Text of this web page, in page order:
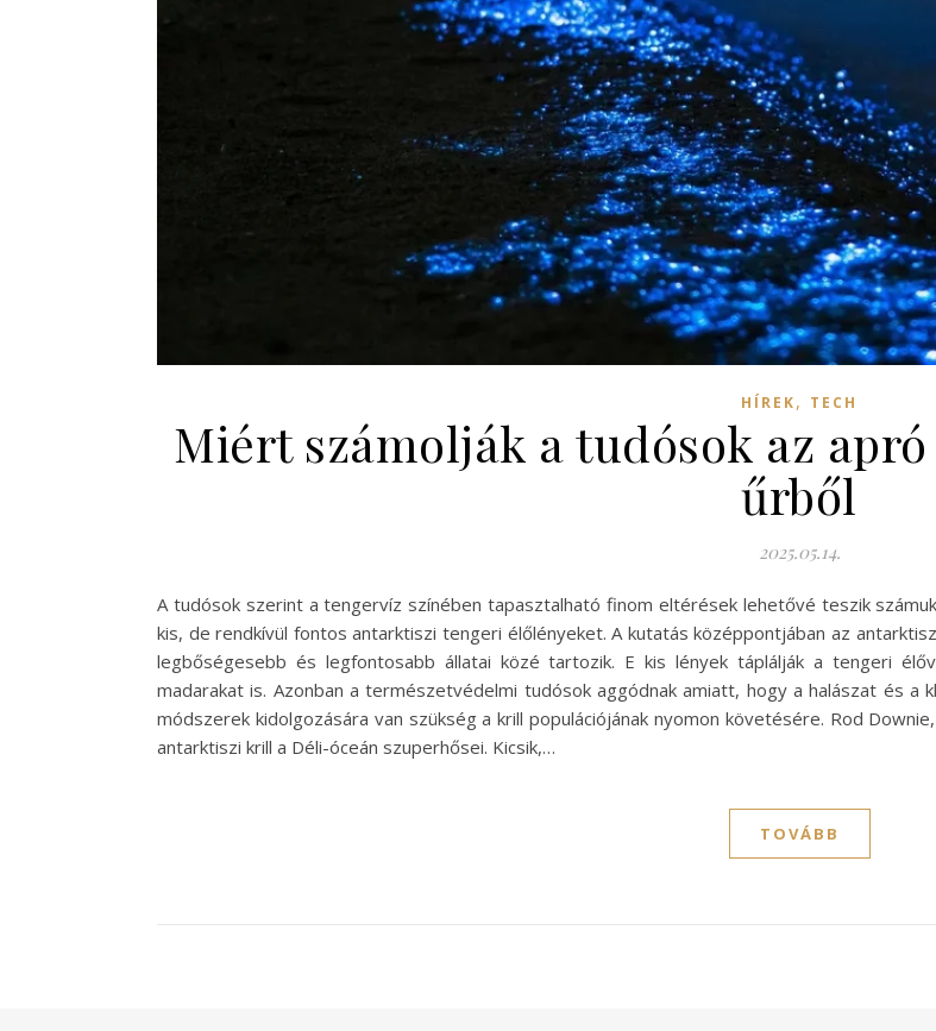
HÍREK, TECH
Miért számolják a tudósok az
űrből
2025.05.14.
A tudósok szerint a tengervíz színében tapasztalható finom eltérések lehetővé teszik
kis, de rendkívül fontos antarktiszi tengeri élőlényeket. A kutatás középpontjában az
legbőségesebb és legfontosabb állatai közé tartozik. E kis lények táplálják a tengeri
madarakat is. Azonban a természetvédelmi tudósok aggódnak amiatt, hogy a halászat és
módszerek kidolgozására van szükség a krill populációjának nyomon követésére. Rod
antarktiszi krill a Déli-óceán szuperhősei. Kicsik,…
TOVÁBB